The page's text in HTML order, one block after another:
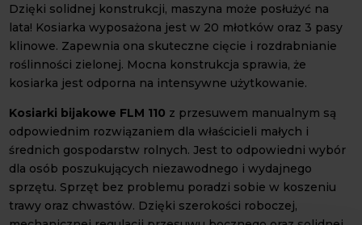
Dzięki solidnej konstrukcji, maszyna może posłużyć na
lata! Kosiarka wyposażona jest w 20 młotków oraz 3 pasy
klinowe. Zapewnia ona skuteczne cięcie i rozdrabnianie
roślinności zielonej. Mocna konstrukcja sprawia, że
kosiarka jest odporna na intensywne użytkowanie.
Kosiarki bijakowe FLM 110 z przesuwem manualnym są
odpowiednim rozwiązaniem dla właścicieli małych i
średnich gospodarstw rolnych. Jest to odpowiedni wybór
dla osób poszukujących niezawodnego i wydajnego
sprzętu. Sprzęt bez problemu poradzi sobie w koszeniu
trawy oraz chwastów. Dzięki szerokości roboczej,